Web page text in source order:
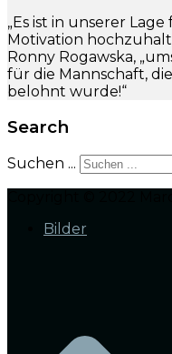
„Es ist in unserer
Motivation
Ronny Rogawska,
für die Mannschaft,
belohnt wurde!“
Search
Suchen ...
Bilder